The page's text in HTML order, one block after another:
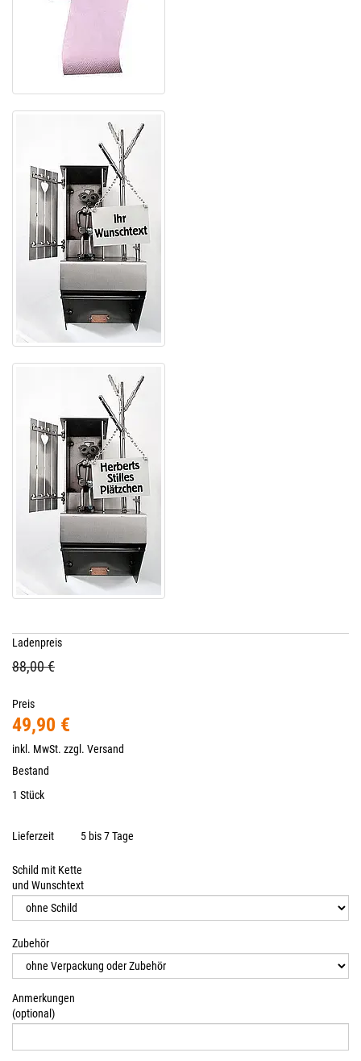
Ladenpreis
88,00 €
Preis
49,90 €
inkl. MwSt. zzgl. Versand
Bestand
1 Stück
Lieferzeit 5 bis 7 Tage
Schild mit Kette
und Wunschtext
Zubehör
Anmerkungen
(optional)